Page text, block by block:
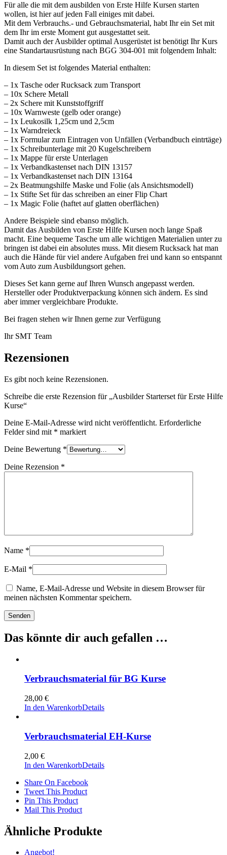
Für alle die mit dem ausbilden von Erste Hilfe Kursen starten
wollen, ist hier auf jeden Fall einiges mit dabei.
Mit dem Verbrauchs.- und Gebrauchsmaterial, habt Ihr ein Set mit
dem Ihr im erste Moment gut ausgestattet seit.
Damit auch der Ausbilder optimal Ausgerüstet ist benötigt Ihr Kurs
eine Standartausrüstung nach BGG 304-001 mit folgendem Inhalt:
In diesem Set ist folgendes Material enthalten:
– 1x Tasche oder Rucksack zum Transport
– 10x Schere Metall
– 2x Schere mit Kunststoffgriff
– 10x Warnweste (gelb oder orange)
– 1x Leukosilk 1,25cm und 2,5cm
– 1x Warndreieck
– 1x Formular zum Eintragen von Unfällen (Verbandbuch eintrtäge)
– 1x Schreibunterlage mit 20 Kugelschreibern
– 1x Mappe für erste Unterlagen
– 1x Verbandkastenset nach DIN 13157
– 1x Verbandkastenset nach DIN 13164
– 2x Beatmungshilfe Maske und Folie (als Ansichtsmodell)
– 1x Stifte Set für das schreiben an einer Flip Chart
– 1x Magic Folie (haftet auf glatten oberflächen)
Andere Beispiele sind ebanso möglich.
Damit das Ausbilden von Erste Hilfe Kursen noch lange Spaß
macht. Eine bequeme Tasche um alle wichtigen Materialien unter zu
bringen ist dabei ein absolutes muss. Mit diesem Rucksack hat man
auch die Hände für viel andere Aufgaben frei und kann so entspannt
vom Auto zum Ausbildungsort gehen.
Dieses Set kann gerne auf Ihren Wunsch angepasst werden.
Hersteller oder Produktverpackung können sich ändern. Es sind
aber immer vergleichbare Produkte.
Bei fragen stehen wir Ihnen gerne zur Verfügung
Ihr SMT Team
Rezensionen
Es gibt noch keine Rezensionen.
Schreibe die erste Rezension für „Ausbilder Starterset für Erste Hilfe
Kurse“
Deine E-Mail-Adresse wird nicht veröffentlicht. Erforderliche
Felder sind mit * markiert
Deine Bewertung *
Deine Rezension *
Name *
E-Mail *
Name, E-Mail-Adresse und Website in diesem Browser für
meinen nächsten Kommentar speichern.
Das könnte dir auch gefallen …
Verbrauchsmaterial für BG Kurse
28,00 €
In den WarenkorbDetails
Verbrauchsmaterial EH-Kurse
2,00 €
In den WarenkorbDetails
Share On Facebook
Tweet This Product
Pin This Product
Mail This Product
Ähnliche Produkte
Angebot!